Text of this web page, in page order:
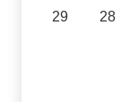
28
29